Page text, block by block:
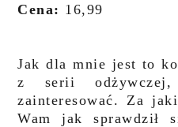
Cena: 16,99
Jak dla mnie jest to
z serii
zainteresować. Za
Wam jak sprawdził